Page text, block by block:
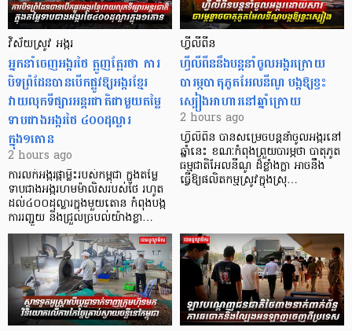
វិស័យស្រូវ អង្ករ
អ្នកនាំចេញអង្ករថៃ ត្អូញត្អែរថា ការ
បិទព្រំដែនបានបើកផ្លូវឱ្យអង្ករខ្មែរ
វាយលុកទីផ្សារអន្តរជាតិជាមួយតម្លៃ
ទាបជាងអង្ករថៃ ៤០០ដុល្លារ
ក្នុង១តោន
2 hours ago
ការលក់អង្ករផ្កាម្លិះរបស់កម្ពុជា ក្នុងតម្លៃ
ទាបជាងអង្ករហមម៉ាលិសរបស់ថៃ រហូត
ដល់៤០០ដុល្លារក្នុងមួយតោន កំពុងបង្ក
ការរញ្ជួយ និងជ្រួលច្របល់យ៉ាងខ្លា…
ហ្វីលីពីន
ហ្វីលីពីននឹងបន្តនាំចូលអង្ករក្រោយ
បារម្ភបាតុភូតអែលនីណូ បង្កឱ្យខ្វះ
ស្បៀងអាហារនៅឆ្នាំក្រោយ
2 hours ago
ហ្វីលីពីន បាន​សម្រេចបន្តនាំចូលអង្ករនៅ
ឆ្នាំនេះ ខណៈកំពុងព្រួយបារម្ភថា បាតុភូត
ធម្មជាតិអែលនីណូ ដ៏ខ្លាំងក្លា​ អាចនឹង
ធ្វើឱ្យផលិតកម្មស្រូវក្នុងស្រុ…